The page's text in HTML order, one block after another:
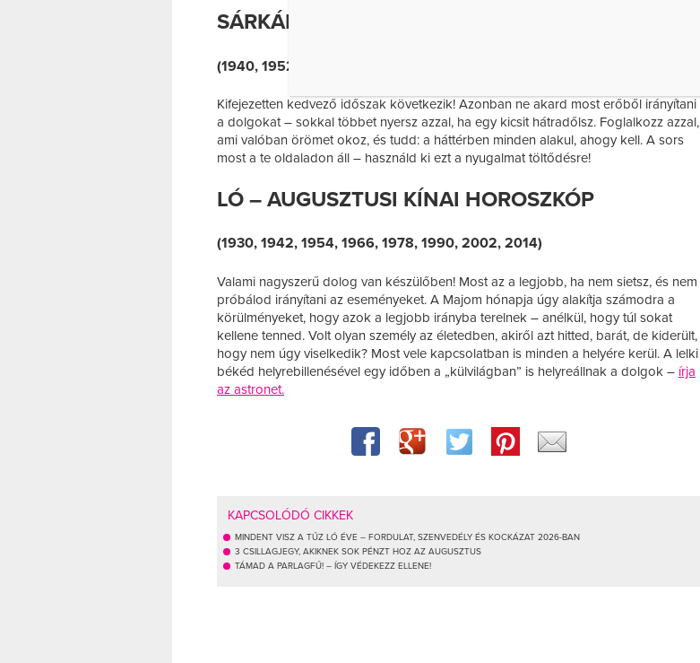
SÁRKÁNY – AUGUSZTUSI KÍNAI HOROSZKÓP
(1940, 1952, 1964, 1976, 1988, 2000, 2012)
Kifejezetten kedvező időszak következik! Azonban ne akard most erőből irányítani
a dolgokat – sokkal többet nyersz azzal, ha egy kicsit hátradőlsz. Foglalkozz azzal,
ami valóban örömet okoz, és tudd: a háttérben minden alakul, ahogy kell. A sors
most a te oldaladon áll – használd ki ezt a nyugalmat töltődésre!
LÓ – AUGUSZTUSI KÍNAI HOROSZKÓP
(1930, 1942, 1954, 1966, 1978, 1990, 2002, 2014)
Valami nagyszerű dolog van készülőben! Most az a legjobb, ha nem sietsz, és nem
próbálod irányítani az eseményeket. A Majom hónapja úgy alakítja számodra a
körülményeket, hogy azok a legjobb irányba terelnek – anélkül, hogy túl sokat
kellene tenned. Volt olyan személy az életedben, akiről azt hitted, barát, de kiderült,
hogy nem úgy viselkedik? Most vele kapcsolatban is minden a helyére kerül. A lelki
békéd helyrebillenésével egy időben a „külvilágban” is helyreállnak a dolgok – írja
az astronet.
KAPCSOLÓDÓ CIKKEK
MINDENT VISZ A TŰZ LÓ ÉVE – FORDULAT, SZENVEDÉLY ÉS KOCKÁZAT 2026-BAN
3 CSILLAGJEGY, AKIKNEK SOK PÉNZT HOZ AZ AUGUSZTUS
TÁMAD A PARLAGFŰ! – ÍGY VÉDEKEZZ ELLENE!